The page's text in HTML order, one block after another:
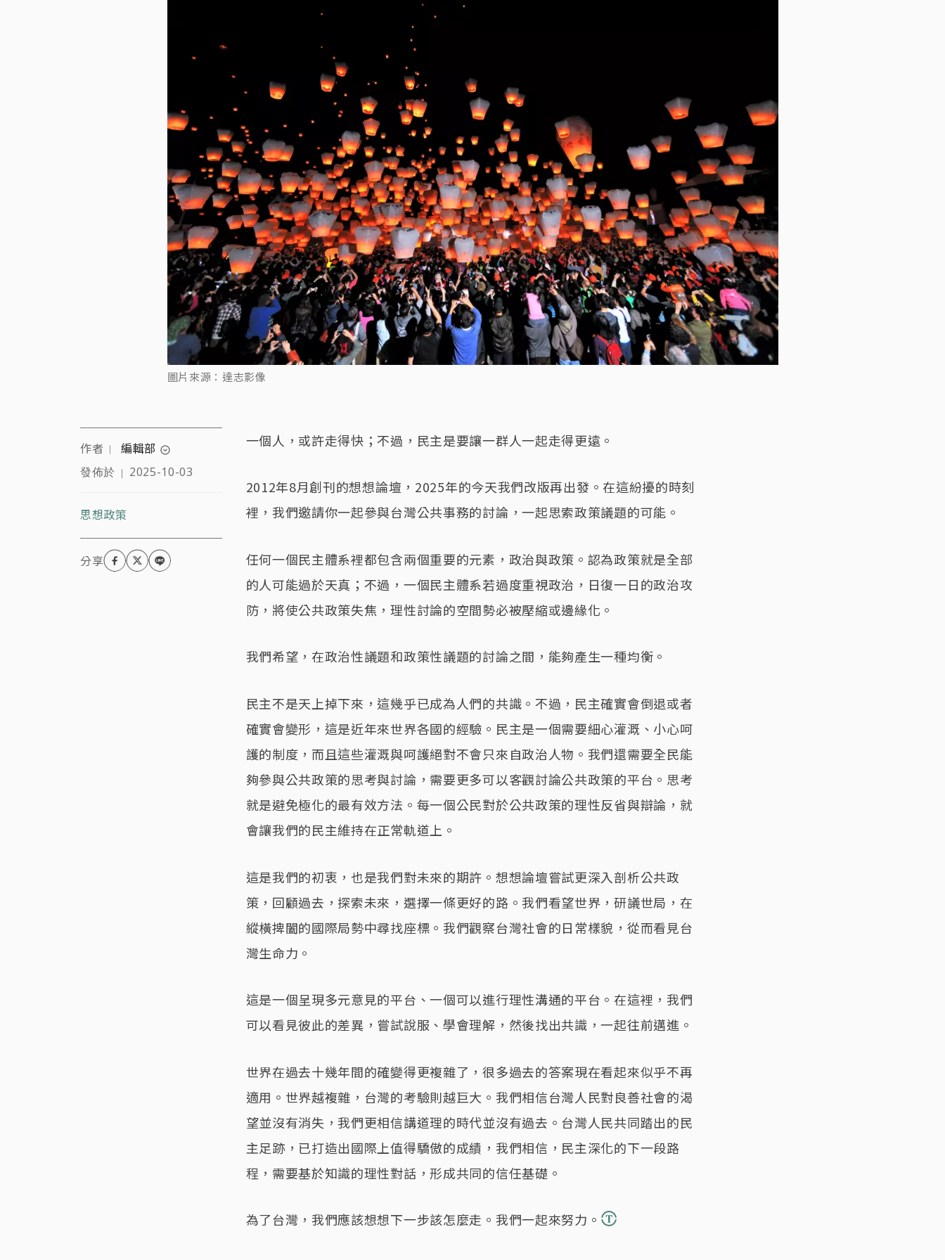
圖片來源：達志影像
作者 ｜ 編輯部 expand_circle_down
發佈於 ｜ 2025-10-03
思想政策
一個人，或許走得快；不過，民主是要讓一群人一起走得更遠。
2012年8月創刊的想想論壇，2025年的今天我們改版再出發。在這紛擾的時刻
裡，我們邀請你一起參與台灣公共事務的討論，一起思索政策議題的可能。
任何一個民主體系裡都包含兩個重要的元素，政治與政策。認為政策就是全部
的人可能過於天真；不過，一個民主體系若過度重視政治，日復一日的政治攻
防，將使公共政策失焦，理性討論的空間勢必被壓縮或邊緣化。
我們希望，在政治性議題和政策性議題的討論之間，能夠產生一種均衡。
民主不是天上掉下來，這幾乎已成為人們的共識。不過，民主確實會倒退或者
確實會變形，這是近年來世界各國的經驗。民主是一個需要細心灌溉、小心呵
護的制度，而且這些灌溉與呵護絕對不會只來自政治人物。我們還需要全民能
夠參與公共政策的思考與討論，需要更多可以客觀討論公共政策的平台。思考
就是避免極化的最有效方法。每一個公民對於公共政策的理性反省與辯論，就
會讓我們的民主維持在正常軌道上。
這是我們的初衷，也是我們對未來的期許。想想論壇嘗試更深入剖析公共政
策，回顧過去，探索未來，選擇一條更好的路。我們看望世界，研議世局，在
縱橫捭闔的國際局勢中尋找座標。我們觀察台灣社會的日常樣貌，從而看見台
灣生命力。
這是一個呈現多元意見的平台、一個可以進行理性溝通的平台。在這裡，我們
可以看見彼此的差異，嘗試說服、學會理解，然後找出共識，一起往前邁進。
世界在過去十幾年間的確變得更複雜了，很多過去的答案現在看起來似乎不再
適用。世界越複雜，台灣的考驗則越巨大。我們相信台灣人民對良善社會的渴
望並沒有消失，我們更相信講道理的時代並沒有過去。台灣人民共同踏出的民
主足跡，已打造出國際上值得驕傲的成績，我們相信，民主深化的下一段路
程，需要基於知識的理性對話，形成共同的信任基礎。
為了台灣，我們應該想想下一步該怎麼走。我們一起來努力。